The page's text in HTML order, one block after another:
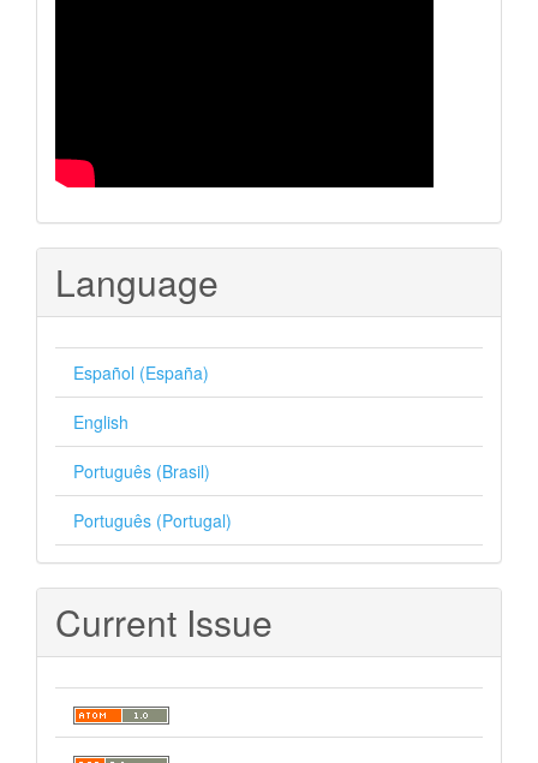
Language
Español (España)
English
Português (Brasil)
Português (Portugal)
Current Issue